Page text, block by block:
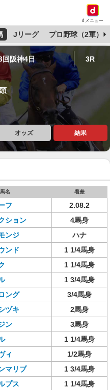
dメニュー
Jリーグ プロ野球（2軍）
回阪神4日 3R
オッズ 結果
馬名 着差
ーフ
2.08.2
ション
4馬身
ンジ
ハナ
ンド
1 1/4馬身
ーク
1 1/4馬身
ール
1 3/4馬身
ング
3/4馬身
ヅキ
2馬身
ジン
3馬身
アル
1 1/4馬身
ヴィ
1/2馬身
マリブ
1 3/4馬身
プス
1 1/4馬身